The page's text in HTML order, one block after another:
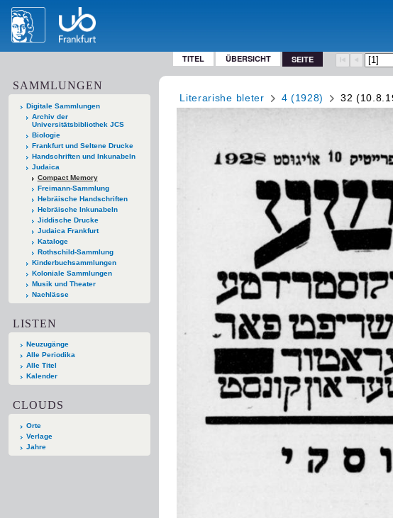
TITEL ÜBERSICHT SEITE
SAMMLUNGEN
Digitale Sammlungen
Archiv der
Universitätsbibliothek JCS
Biologie
Frankfurt und Seltene Drucke
Handschriften und Inkunabeln
Judaica
Compact Memory
Freimann-Sammlung
Hebräische Handschriften
Hebräische Inkunabeln
Jiddische Drucke
Judaica Frankfurt
Kataloge
Rothschild-Sammlung
Kinderbuchsammlungen
Koloniale Sammlungen
Musik und Theater
Nachlässe
LISTEN
Neuzugänge
Alle Periodika
Alle Titel
Kalender
CLOUDS
Orte
Verlage
Jahre
Literarishe bleter 4 (1928) 32